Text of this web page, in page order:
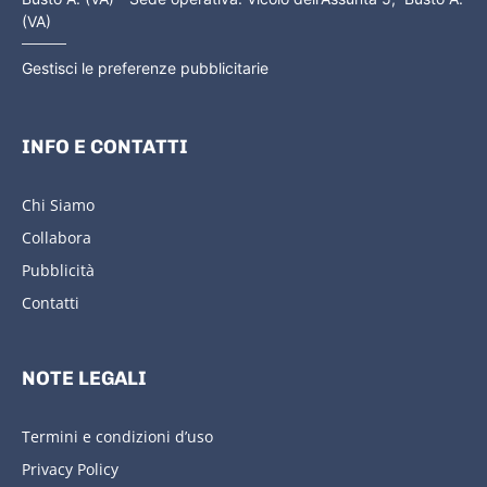
(VA)
Gestisci le preferenze pubblicitarie
INFO E CONTATTI
Chi Siamo
Collabora
Pubblicità
Contatti
NOTE LEGALI
Termini e condizioni d’uso
Privacy Policy